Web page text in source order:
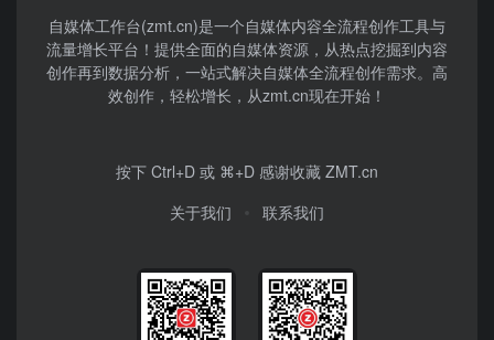
自媒体工作台(zmt.cn)是一个自媒体内容全流程创作工具与
流量增长平台！提供全面的自媒体资源，从热点挖掘到内容
创作再到数据分析，一站式解决自媒体全流程创作需求。高
效创作，轻松增长，从zmt.cn现在开始！
按下 Ctrl+D 或 ⌘+D 感谢收藏 ZMT.cn
关于我们
联系我们